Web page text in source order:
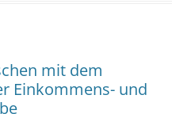
mit dem
Einkommens- und